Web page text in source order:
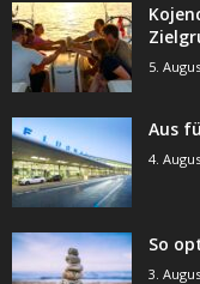
5.
Aus
4.
So
3.